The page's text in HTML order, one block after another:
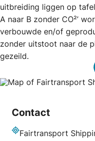
uitbreiding liggen op
A naar B zonder CO²’
verbouwde en/of
zonder uitstoot naar de
gezeild.
Contact
Fairtransport